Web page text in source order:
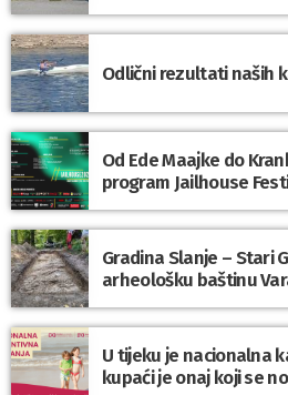
Odlični rezultati naših
Od Ede Maajke do
program Jailhouse
Gradina Slanje – Stari
arheološku baštinu
U tijeku je nacionalna
kupaći je onaj koji se